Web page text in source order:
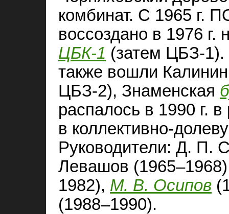
комбинат. С 1965 г.
воссоздано в 1976 г.
ЦБК-1 (затем
также вошли
ЦБЗ‑2), Знаменская
распалось в 1990 г.
в коллективно-
Руководители: Д. П.
Левашов
1982), М. В. Осипов
(1988–1990).